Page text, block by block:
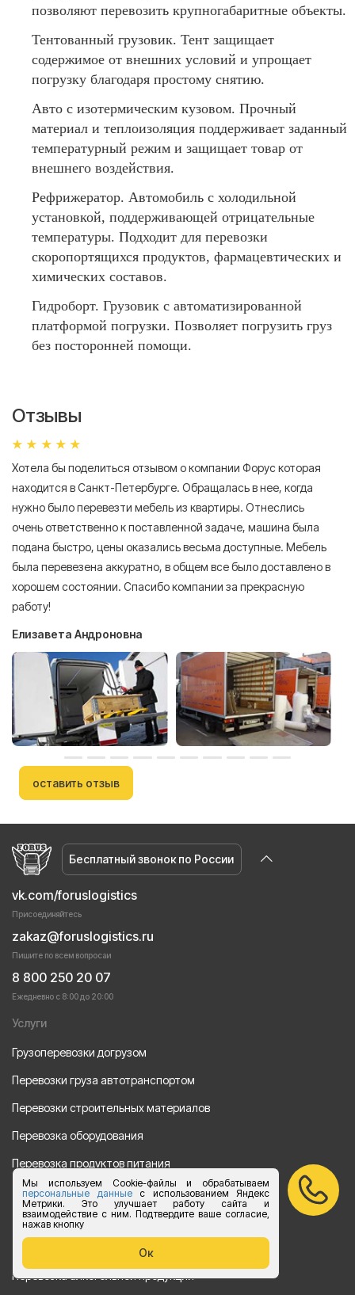
Мы используем Cookie-файлы и обрабатываем
персональные данныес использованием Яндекс
Метрики. Это улучшает работу сайта и
взаимодействие с ним. Подтвердите ваше согласие,
нажав кнопку
Ок
позволяют перевозить крупногабаритные объекты.
Тентованный грузовик. Тент защищает
содержимое от внешних условий и упрощает
погрузку благодаря простому снятию.
Авто с изотермическим кузовом. Прочный
материал и теплоизоляция поддерживает заданный
температурный режим и защищает товар от
внешнего воздействия.
Рефрижератор. Автомобиль с холодильной
установкой, поддерживающей отрицательные
температуры. Подходит для перевозки
скоропортящихся продуктов, фармацевтических и
химических составов.
Гидроборт. Грузовик с автоматизированной
платформой погрузки. Позволяет погрузить груз
без посторонней помощи.
Отзывы
Хотела бы поделиться отзывом о компании Форус которая
находится в Санкт-Петербурге. Обращалась в нее, когда
нужно было перевезти мебель из квартиры. Отнеслись
очень ответственно к поставленной задаче, машина была
подана быстро, цены оказались весьма доступные. Мебель
была перевезена аккуратно, в общем все было доставлено в
хорошем состоянии. Спасибо компании за прекрасную
работу!
Елизавета Андроновна
оставить отзыв
Бесплатный звонок по России
vk.com/foruslogistics
Присоединяйтесь
zakaz@foruslogistics.ru
Пишите по всем вопросаи
8 800 250 20 07
Ежедневно с 8:00 до 20:00
Услуги
Грузоперевозки догрузом
Перевозки груза автотранспортом
Перевозки строительных материалов
Перевозка оборудования
Перевозка продуктов питания
Переезд
Рефрежераторные перевозки
Перевозка алкогольной продукции